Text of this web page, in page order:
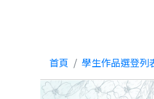
首頁 學生作品選登列